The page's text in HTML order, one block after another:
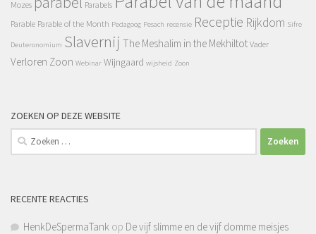
Mozes Parabels
Parable Parable of the Month Pedagoog Pesach recensie Receptie Rijkdom Sifre
Deuteronomium Slavernij The Meshalim in the Mekhiltot Vader
Verloren Zoon Webinar Wijngaard wijsheid Zoon
ZOEKEN OP DEZE WEBSITE
Zoeken
naar:
RECENTE REACTIES
HenkDeSpermaTank op De vijf slimme en de vijf domme meisjes